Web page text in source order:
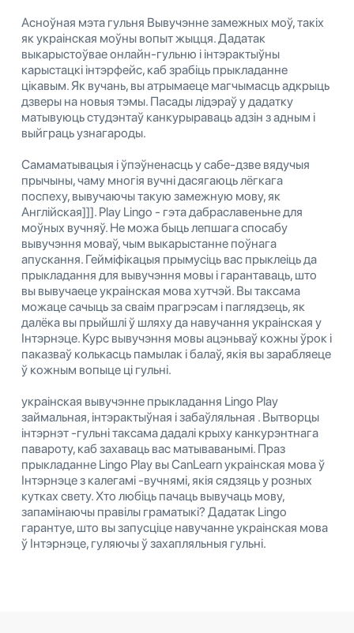
Асноўная мэта гульня Вывучэнне замежных моў, такіх
як украінская моўны вопыт жыцця. Дадатак
выкарыстоўвае онлайн-гульню і інтэрактыўны
карыстацкі інтэрфейс, каб зрабіць прыкладанне
цікавым. Як вучань, вы атрымаеце магчымасць адкрыць
дзверы на новыя тэмы. Пасады лідэраў у дадатку
матывуюць студэнтаў канкурыраваць адзін з адным і
выйграць узнагароды.
Самаматывацыя і ўпэўненасць у сабе-дзве вядучыя
прычыны, чаму многія вучні дасягаюць лёгкага
поспеху, вывучаючы такую ​​замежную мову, як
Англійская]]]. Play Lingo - гэта дабраславеньне для
моўных вучняў. Не можа быць лепшага спосабу
вывучэння моваў, чым выкарыстанне поўнага
апускання. Гейміфікацыя прымусіць вас прыклеіць да
прыкладання для вывучэння мовы і гарантаваць, што
вы вывучаеце украінская мова хутчэй. Вы таксама
можаце сачыць за сваім прагрэсам і паглядзець, як
далёка вы прыйшлі ў шляху да навучання украінская у
Інтэрнэце. Курс вывучэння мовы ацэньваў кожны ўрок і
паказваў колькасць памылак і балаў, якія вы зарабляеце
ў кожным вопыце ці гульні.
украінская вывучэнне прыкладання Lingo Play
займальная, інтэрактыўная і забаўляльная . Вытворцы
інтэрнэт -гульні таксама дадалі крыху канкурэнтнага
павароту, каб захаваць вас матываванымі. Праз
прыкладанне Lingo Play вы CanLearn украінская мова ў
Інтэрнэце з калегамі -вучнямі, якія сядзяць у розных
кутках свету. Хто любіць пачаць вывучаць мову,
запамінаючы правілы граматыкі? Дадатак Lingo
гарантуе, што вы запусціце навучанне украінская мова
ў Інтэрнэце, гуляючы ў захапляльныя гульні.